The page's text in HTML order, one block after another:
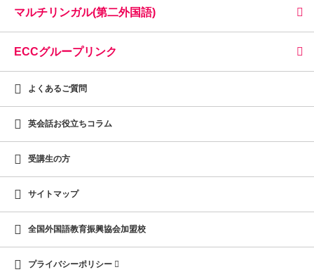
マルチリンガル(第二外国語)
ECCグループリンク
よくあるご質問
英会話お役立ちコラム
受講生の方
サイトマップ
全国外国語教育振興協会加盟校
プライバシーポリシー